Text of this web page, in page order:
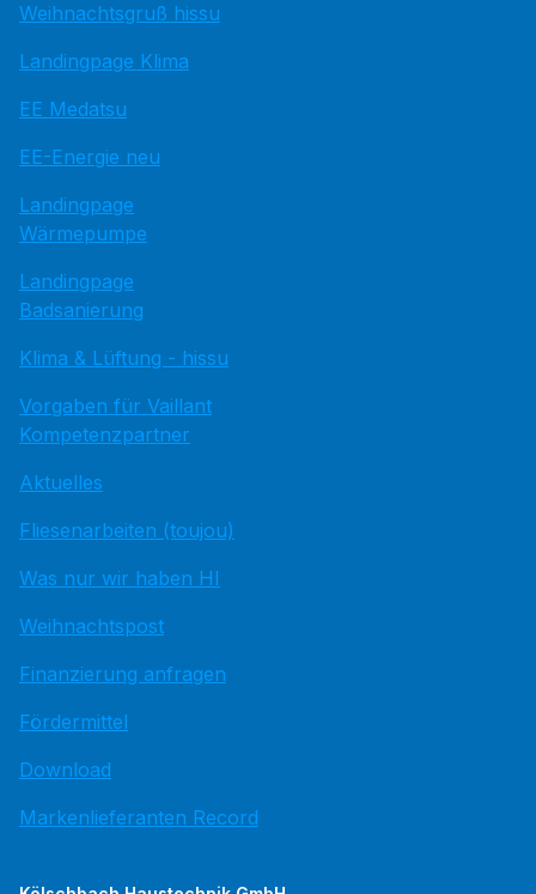
Weihnachtsgruß hissu
Landingpage Klima
EE Medatsu
EE-Energie neu
Landingpage
Wärmepumpe
Landingpage
Badsanierung
Klima & Lüftung - hissu
Vorgaben für Vaillant
Kompetenzpartner
Aktuelles
Fliesenarbeiten (toujou)
Was nur wir haben HI
Weihnachtspost
Finanzierung anfragen
Fördermittel
Download
Markenlieferanten Record